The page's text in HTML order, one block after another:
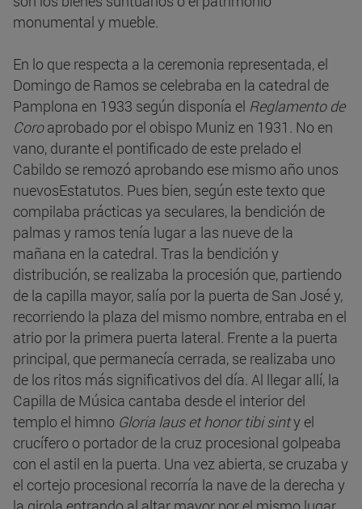
monumental y mueble.
En lo que respecta a la ceremonia representada, el
Domingo de Ramos se celebraba en la catedral de
Pamplona en 1933 según disponía el Reglamento de
Coroaprobado por el obispo Muniz en 1931. No en
vano, durante el pontificado de este prelado el
Cabildo se remozó aprobando ese mismo año unos
nuevosEstatutos. Pues bien, según este texto que
compilaba prácticas ya seculares, la bendición de
palmas y ramos tenía lugar a las nueve de la
mañana en la catedral. Tras la bendición y
distribución, se realizaba la procesión que, partiendo
de la capilla mayor, salía por la puerta de San José y,
recorriendo la plaza del mismo nombre, entraba en el
atrio por la primera puerta lateral. Frente a la puerta
principal, que permanecía cerrada, se realizaba uno
de los ritos más significativos del día. Al llegar allí, la
Capilla de Música cantaba desde el interior del
templo el himno Gloria laus et honor tibi sinty el
crucífero o portador de la cruz procesional golpeaba
con el astil en la puerta. Una vez abierta, se cruzaba y
el cortejo procesional recorría la nave de la derecha y